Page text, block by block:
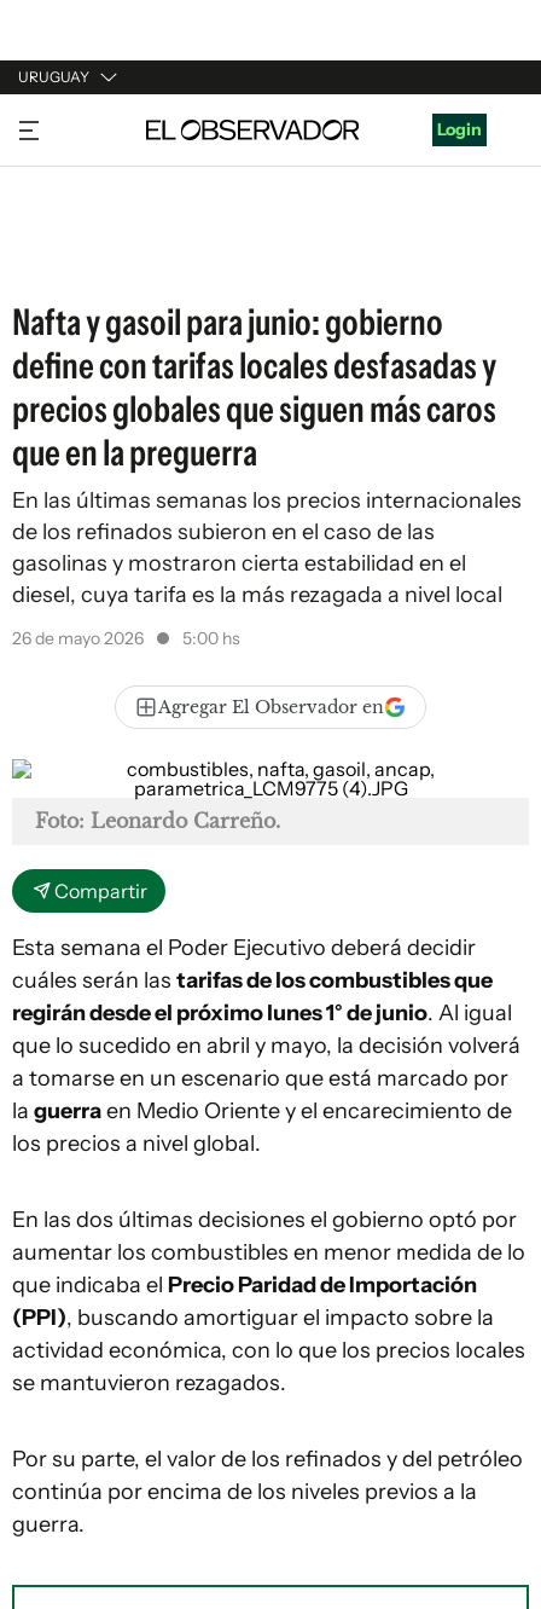
URUGUAY
URUGUAY
ARGENTINA
Login
Nafta y gasoil para junio: gobierno
define con tarifas locales desfasadas y
precios globales que siguen más caros
que en la preguerra
En las últimas semanas los precios internacionales
de los refinados subieron en el caso de las
gasolinas y mostraron cierta estabilidad en el
diesel, cuya tarifa es la más rezagada a nivel local
26 de mayo 2026 5:00 hs
Agregar El Observador en
Foto: Leonardo Carreño.
Compartir
Esta semana el Poder Ejecutivo deberá decidir
cuáles serán las tarifas de los combustibles que
regirán desde el próximo lunes 1° de junio. Al igual
que lo sucedido en abril y mayo, la decisión volverá
a tomarse en un escenario que está marcado por
la guerraen Medio Oriente y el encarecimiento de
los precios a nivel global.
En las dos últimas decisiones el gobierno optó por
aumentar los combustibles en menor medida de lo
que indicaba el Precio Paridad de Importación
(PPI), buscando amortiguar el impacto sobre la
actividad económica, con lo que los precios locales
se mantuvieron rezagados.
Por su parte, el valor de los refinados y del petróleo
continúa por encima de los niveles previos a la
guerra.